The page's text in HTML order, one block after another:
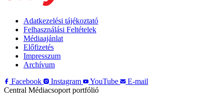
Adatkezelési tájékoztató
Felhasználási Feltételek
Médiaajánlat
Előfizetés
Impresszum
Archívum
Facebook
Instagram YouTube
E-mail
Central Médiacsoport portfólió